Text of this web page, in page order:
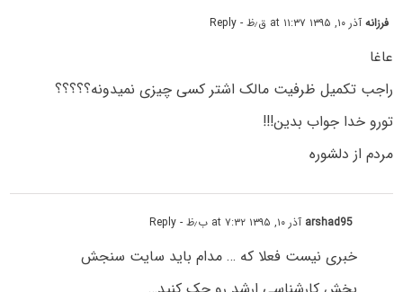
فرزانهآذر ۱۰, ۱۳۹۵ at ۱۱:۳۷ ق٫ظ - Reply
عاغا
راجب تکمیل ظرفیت مالک اشتر کسی چیزی نمیدونه؟؟؟؟؟
تورو خدا جواب بدین!!!
مردم از دلشوره
arshad95 آذر ۱۰, ۱۳۹۵ at ۷:۳۲ ب٫ظ - Reply
خبری نیست فعلا که … مدام باید سایت سنجش